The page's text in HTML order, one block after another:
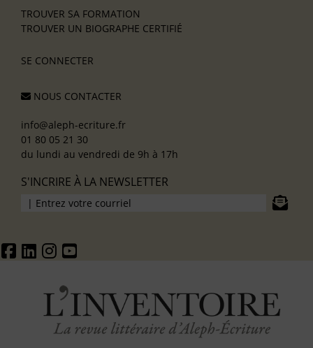
TROUVER SA FORMATION
TROUVER UN BIOGRAPHE CERTIFIÉ
SE CONNECTER
NOUS CONTACTER
info@aleph-ecriture.fr
01 80 05 21 30
du lundi au vendredi de 9h à 17h
S'INCRIRE À LA NEWSLETTER